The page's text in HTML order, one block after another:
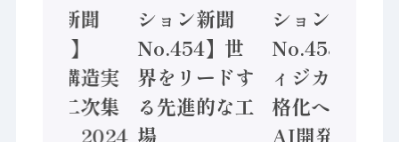
ション新聞
No.455】
「経済構造実
態調査二次集
計結果」2024
ション新聞
No.454】世
界をリードす
る先進的な工
場
ション新聞
No.453】フ
ィジカルAI本
格化へ 国産
AI開発や社会